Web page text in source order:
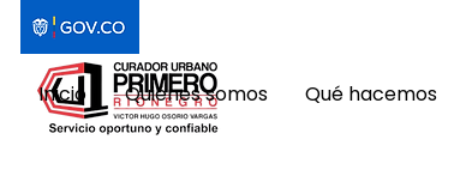
Inicio Quiénes somos Qué hacemos